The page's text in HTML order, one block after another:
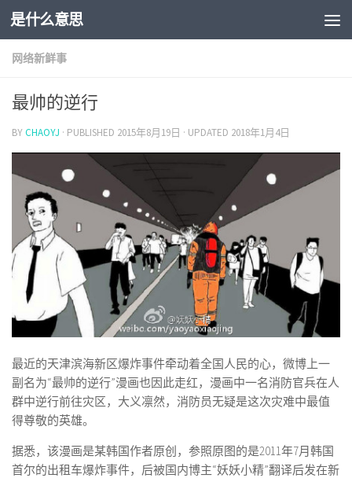
是什么意思
网络新鲜事
最帅的逆行
BYCHAOYJ · PUBLISHED 2015年8月19日 · UPDATED 2018年1月4日
最近的天津滨海新区爆炸事件牵动着全国人民的心，微博上一
副名为“最帅的逆行”漫画也因此走红，漫画中一名消防官兵在人
群中逆行前往灾区，大义凛然，消防员无疑是这次灾难中最值
得尊敬的英雄。
据悉，该漫画是某韩国作者原创，参照原图的是2011年7月韩国
首尔的出租车爆炸事件，后被国内博主“妖妖小精”翻译后发在新